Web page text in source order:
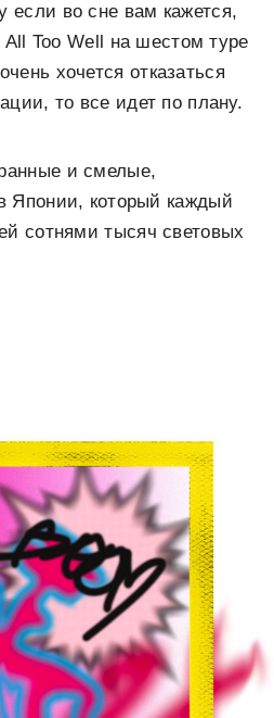
во сне вам кажется,
All Too Well на шестом туре
хочется отказаться
то все идет по плану.
и смелые,
Японии, который каждый
сотнями тысяч световых